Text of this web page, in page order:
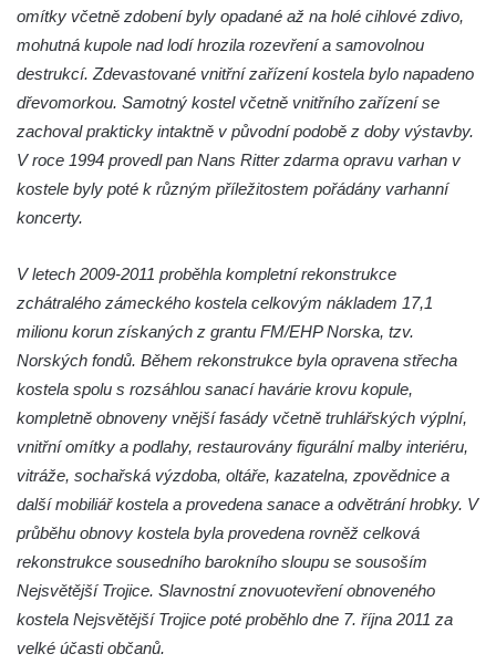
Chrám Povýšení svatého Kříže na
Zámeckém náměstí v Teplicích
Výklenková kaple u vodojemu v severní
části Kozel
Kaple u kostela svatého Jakuba Většího
(Staršího) u Lahovic
Kostel svatého Jakuba Většího (Staršího) u
Lahovic
Kaple Panny Marie Bolestné v Benešově
nad Ploučnicí
Kostel Narození Panny Marie v Benešově
nad Ploučnicí
Hrobová kaple Mattauschů na hřbitově v
Benešově nad Ploučnicí
Kostel svaté Anny v Tisé
Hřbitovní kaple v Šumburku nad Desnou –
Tanvaldu
Kostel svatého Františka z Assisi v Tanvaldu
omítky včetně zdobení byly opadané až na holé cihlové zdivo,
mohutná kupole nad lodí hrozila rozevření a samovolnou
destrukcí. Zdevastované vnitřní zařízení kostela bylo napadeno
dřevomorkou. Samotný kostel včetně vnitřního zařízení se
zachoval prakticky intaktně v původní podobě z doby výstavby.
V roce 1994 provedl pan Nans Ritter zdarma opravu varhan v
kostele byly poté k různým příležitostem pořádány varhanní
koncerty.
V letech 2009-2011 proběhla kompletní rekonstrukce
zchátralého zámeckého kostela celkovým nákladem 17,1
milionu korun získaných z grantu FM/EHP Norska, tzv.
Norských fondů. Během rekonstrukce byla opravena střecha
kostela spolu s rozsáhlou sanací havárie krovu kopule,
kompletně obnoveny vnější fasády včetně truhlářských výplní,
vnitřní omítky a podlahy, restaurovány figurální malby interiéru,
vitráže, sochařská výzdoba, oltáře, kazatelna, zpovědnice a
další mobiliář kostela a provedena sanace a odvětrání hrobky. V
průběhu obnovy kostela byla provedena rovněž celková
rekonstrukce sousedního barokního sloupu se sousoším
Nejsvětější Trojice. Slavnostní znovuotevření obnoveného
kostela Nejsvětější Trojice poté proběhlo dne 7. října 2011 za
velké účasti občanů.